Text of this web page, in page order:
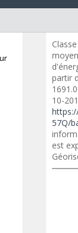
partir
10-
57Q/
est